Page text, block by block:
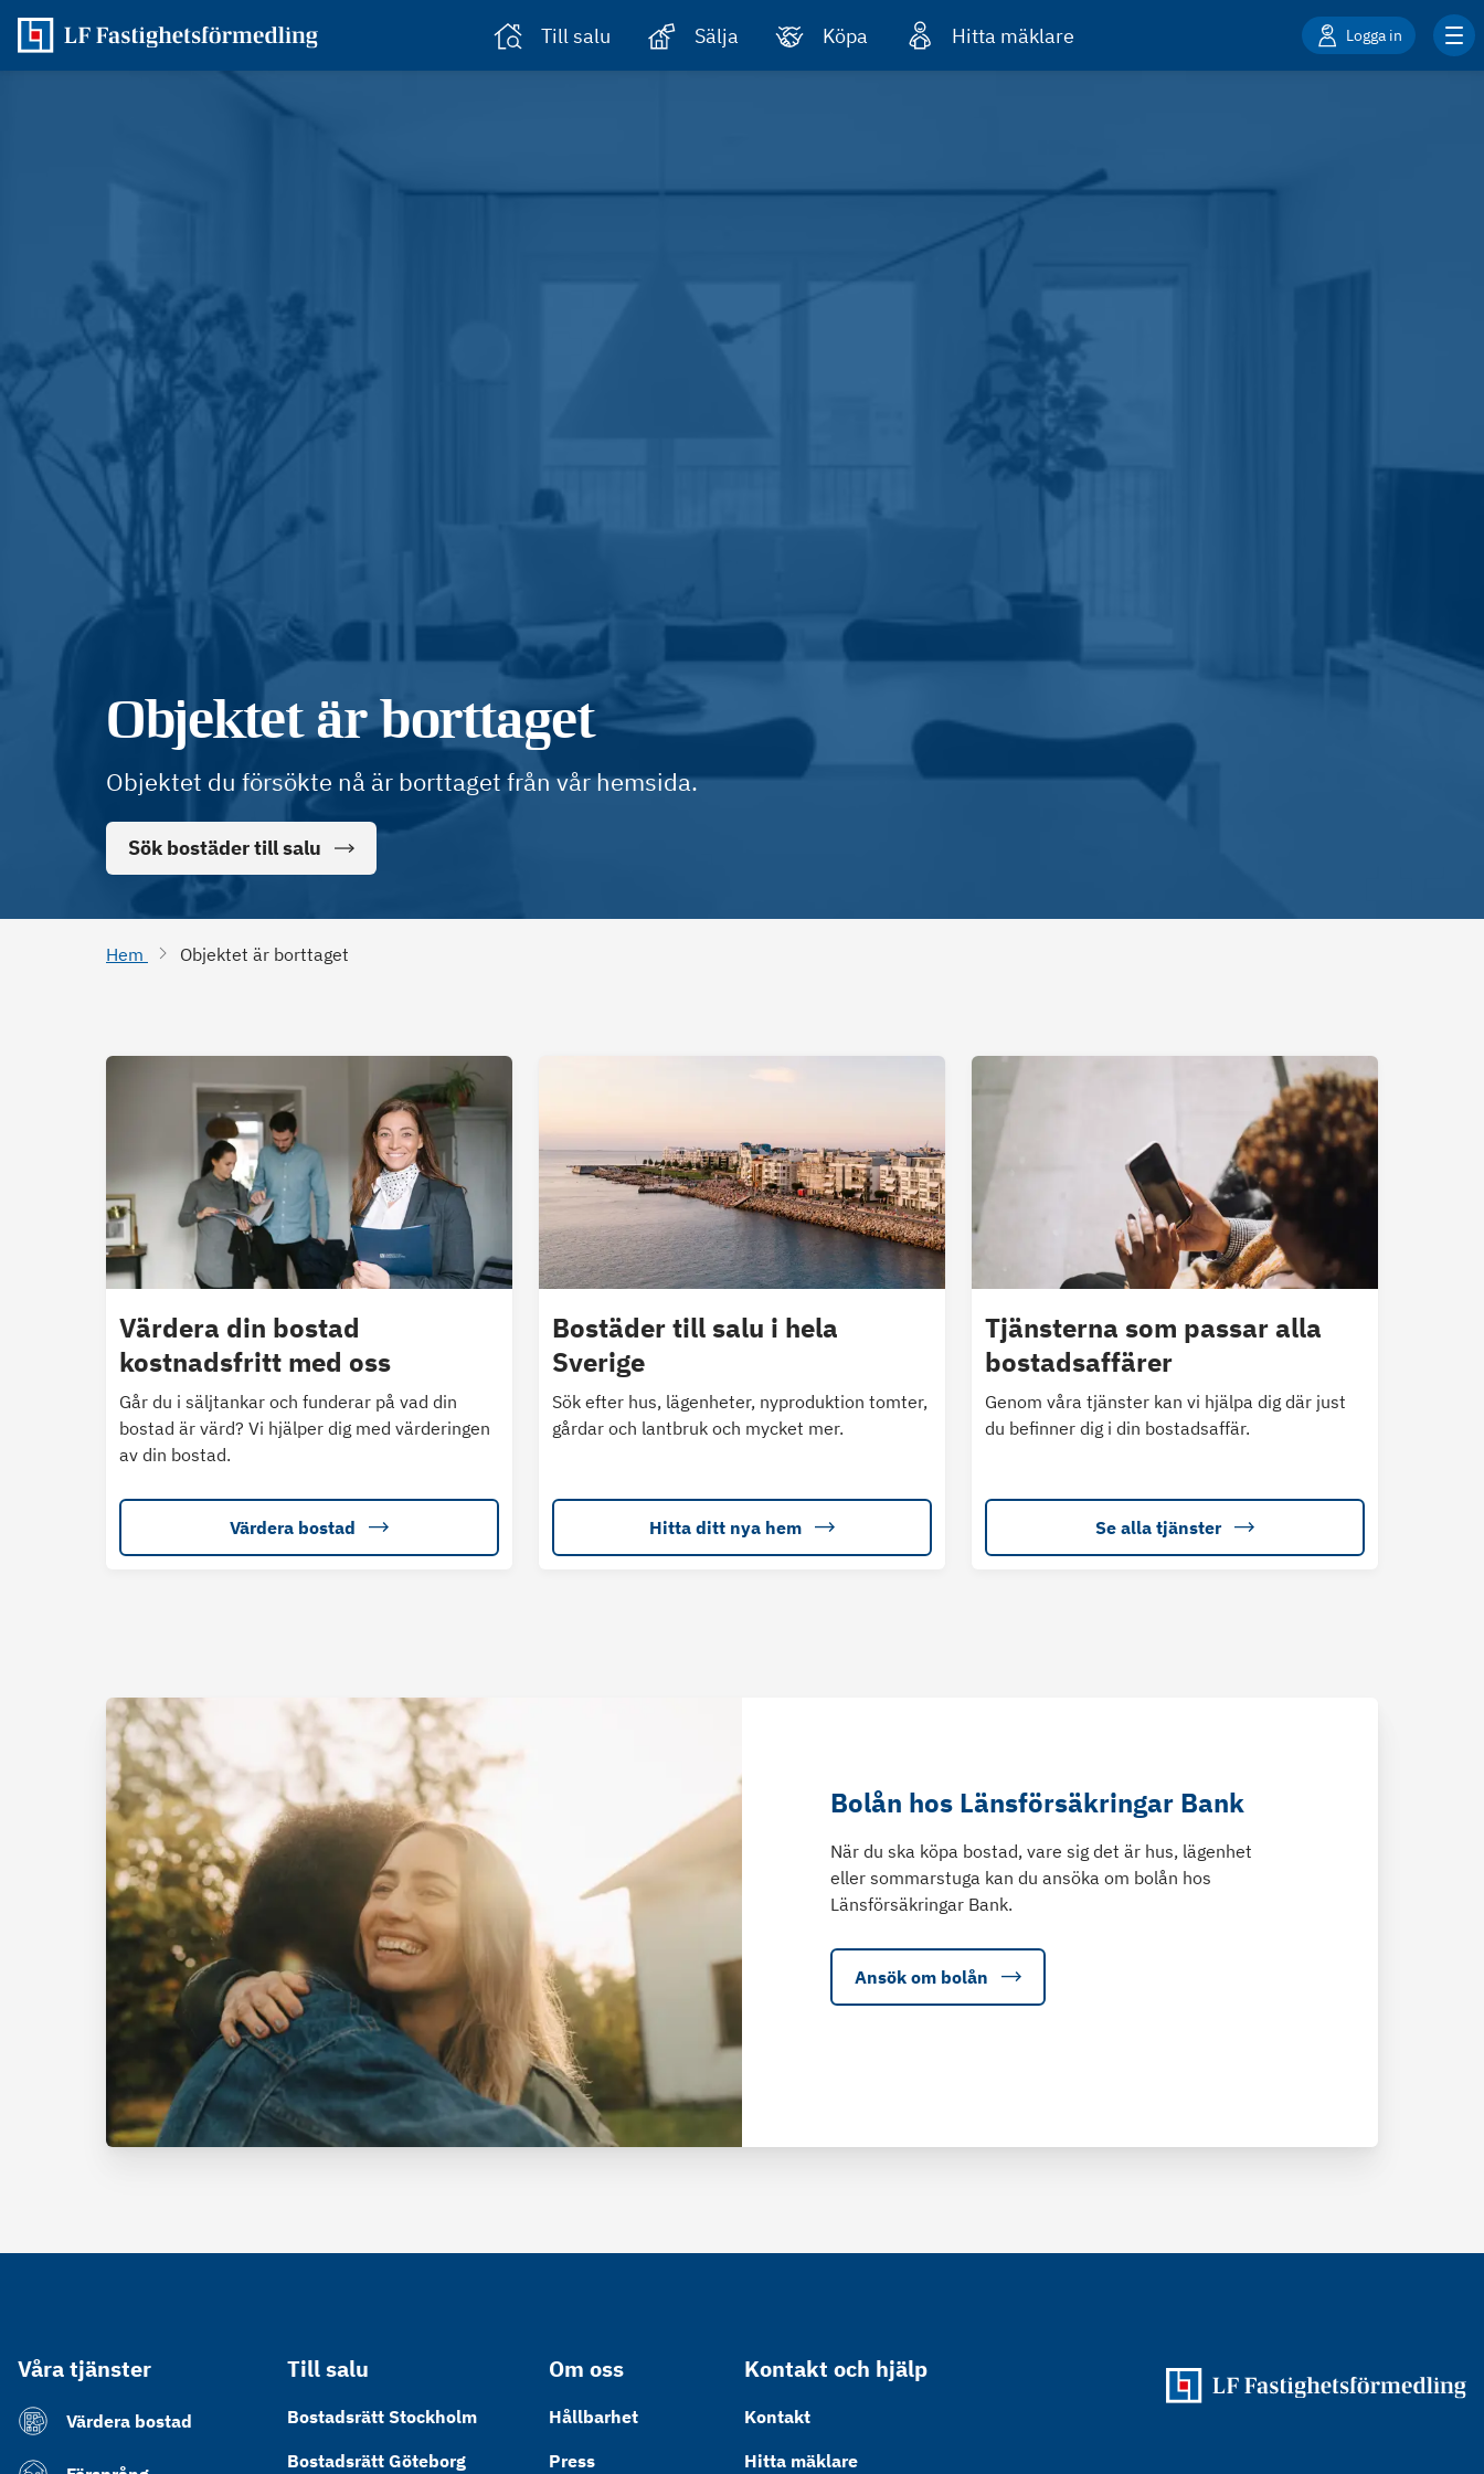
Till salu Sälja Köpa Hitta mäklare Logga in
Objektet är borttaget
Objektet du försökte nå är borttaget från vår hemsida.
Sök bostäder till salu
Hem Objektet är borttaget
Värdera din bostad
kostnadsfritt med oss
Går du i säljtankar och funderar på vad din
bostad är värd? Vi hjälper dig med värderingen
av din bostad.
Värdera bostad
Bostäder till salu i hela
Sverige
Sök efter hus, lägenheter, nyproduktion tomter,
gårdar och lantbruk och mycket mer.
Hitta ditt nya hem
Tjänsterna som passar alla
bostadsaffärer
Genom våra tjänster kan vi hjälpa dig där just
du befinner dig i din bostadsaffär.
Se alla tjänster
Bolån hos Länsförsäkringar Bank
När du ska köpa bostad, vare sig det är hus, lägenhet
eller sommarstuga kan du ansöka om bolån hos
Länsförsäkringar Bank.
Ansök om bolån
Våra tjänster
Värdera bostad
Till salu
Bostadsrätt Stockholm
Bostadsrätt Göteborg
Om oss
Hållbarhet
Press
Kontakt och hjälp
Kontakt
Hitta mäklare